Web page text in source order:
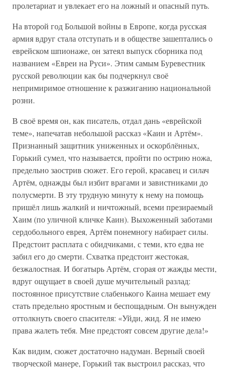
пролетариат и увлекает его на ложный и опасный путь.
На второй год Большой войны в Европе, когда русская
армия вдруг стала отступать и в обществе зашептались о
еврейском шпионаже, он затеял выпуск сборника под
названием «Евреи на Руси». Этим самым Буревестник
русской революции как бы подчеркнул своё
непримиримое отношение к разжиганию национальной
розни.
В своё время он, как писатель, отдал дань «еврейской
теме», напечатав небольшой рассказ «Каин и Артём».
Признанный защитник униженных и оскорблённых,
Горький сумел, что называется, пройти по острию ножа,
предельно заострив сюжет. Его герой, красавец и силач
Артём, однажды был избит врагами и завистниками до
полусмерти. В эту трудную минуту к нему на помощь
пришёл лишь жалкий и ничтожный, всеми презираемый
Хаим (по уличной кличке Каин). Выхоженный заботами
сердобольного еврея, Артём понемногу набирает силы.
Предстоит расплата с обидчиками, с теми, кто едва не
забил его до смерти. Схватка предстоит жестокая,
безжалостная. И богатырь Артём, сгорая от жажды мести,
вдруг ощущает в своей душе мучительный разлад:
постоянное присутствие слабенького Каина мешает ему
стать предельно яростным и беспощадным. Он вынужден
оттолкнуть своего спасителя: «Уйди, жид. Я не имею
права жалеть тебя. Мне предстоят совсем другие дела!»
Как видим, сюжет достаточно надуман. Верный своей
творческой манере, Горький так выстроил рассказ, что